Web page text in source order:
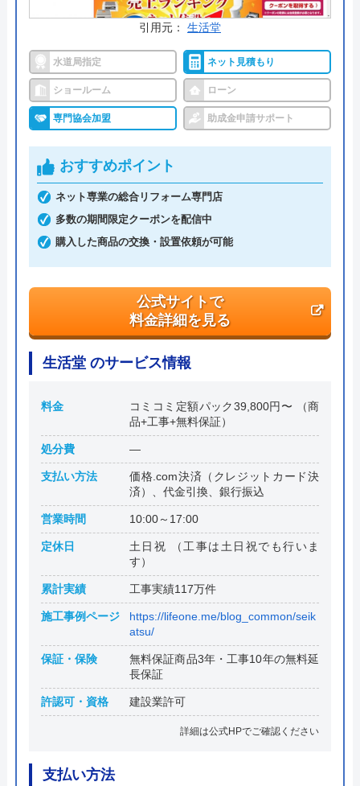
イースマイル の基本情報
運営会社 株式会社イ―スマイル
代表者 島村禮孝
本社所在地
〒542-0066
大阪府大阪市中央区瓦屋町3丁目7-3 イ
―スマイルビル
引用元： 生活堂
水道局指定 ネット見積もり
ショールーム ローン
専門協会加盟 助成金申請サポート
おすすめポイント
ネット専業の総合リフォーム専門店
多数の期間限定クーポンを配信中
購入した商品の交換・設置依頼が可能
公式サイトで
料金詳細を見る
生活堂 のサービス情報
料金
コミコミ定額パック39,800円〜 （商
品+工事+無料保証）
処分費 ―
支払い方法
価格.com決済（クレジットカード決
済）、代金引換、銀行振込
営業時間 10:00～17:00
定休日
土日祝 （工事は土日祝でも行いま
す）
累計実績 工事実績117万件
施工事例ページ
https://lifeone.me/blog_common/seik
atsu/
保証・保険
無料保証商品3年・工事10年の無料延
長保証
許認可・資格 建設業許可
詳細は公式HPでご確認ください
支払い方法